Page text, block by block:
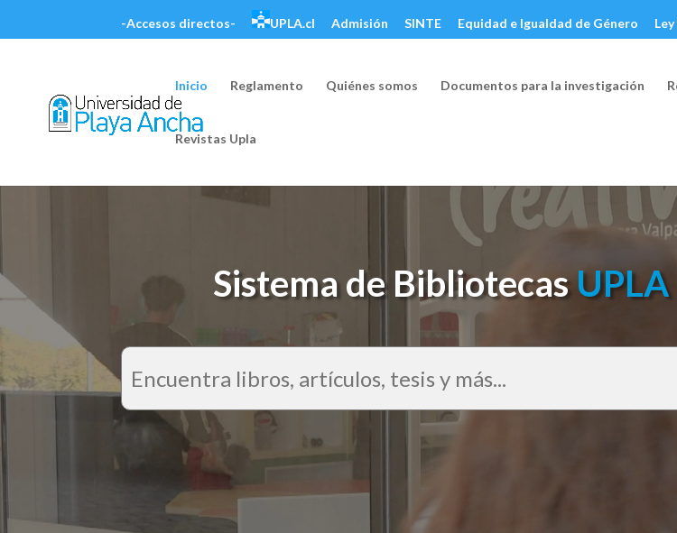
-Accesos directos- UPLA.cl Admisión SINTE Equidad e Igualdad de Género
Inicio Reglamento Quiénes somos Documentos para la investigación
Revistas Upla
Sistema de BibliotecasUPLA